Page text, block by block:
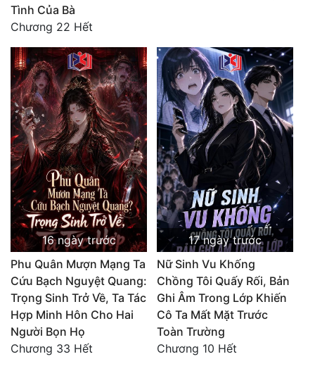
Tình Của Bà
Chương 22 Hết
16 ngày trước
Phu Quân Mượn Mạng Ta
Cứu Bạch Nguyệt Quang:
Trọng Sinh Trở Về, Ta Tác
Hợp Minh Hôn Cho Hai
Người Bọn Họ
Chương 33 Hết
17 ngày trước
Nữ Sinh Vu Khống
Chồng Tôi Quấy Rối, Bản
Ghi Âm Trong Lớp Khiến
Cô Ta Mất Mặt Trước
Toàn Trường
Chương 10 Hết